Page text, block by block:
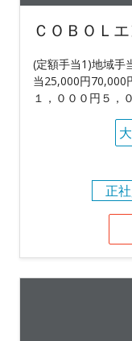
ＣＯＢＯＬ
(定額手当1)地域手
当25,000円70,000
１，０００円５，
正